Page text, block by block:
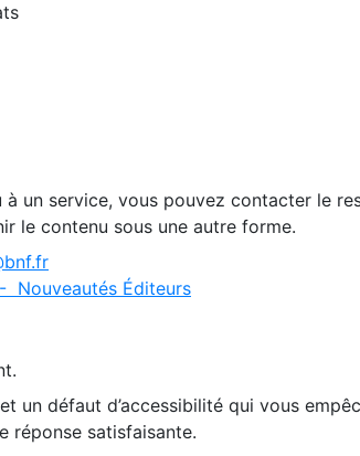
à un service, vous pouvez contacter le
le contenu sous une autre forme.
Nouveautés Éditeurs
un défaut d’accessibilité qui vous
réponse satisfaisante.